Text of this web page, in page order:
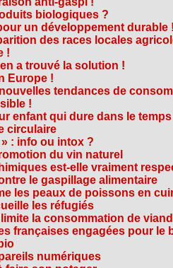
biologiques ?
un développement durable
des races locales
!
a trouvé la solution !
Europe !
tendances de
!
enfant qui dure dans le temps
circulaire
: info ou intox ?
du vin naturel
est-elle vraiment
le gaspillage alimentaire
les peaux de poissons en
les réfugiés
la consommation de
françaises engagées pour le
numériques